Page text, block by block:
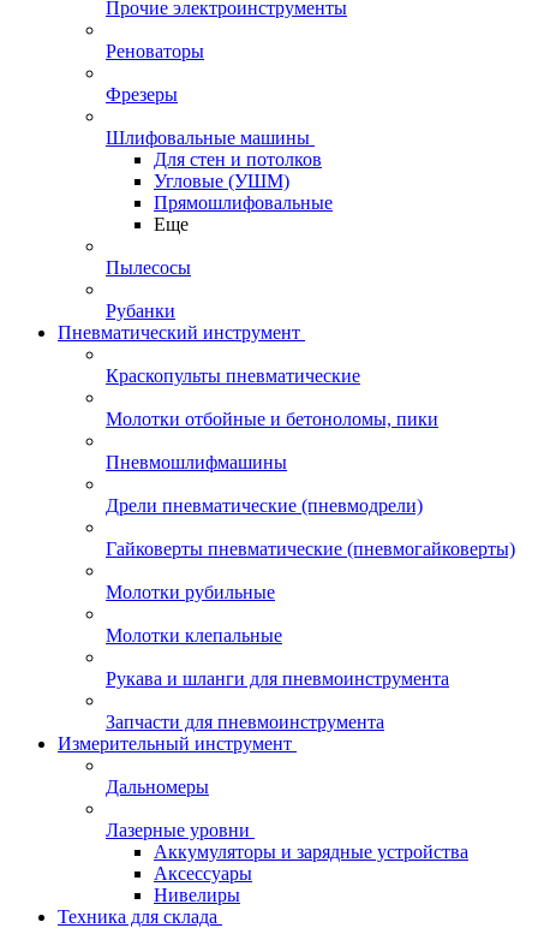
Прочие электроинструменты
Реноваторы
Фрезеры
Шлифовальные машины
Для стен и потолков
Угловые (УШМ)
Прямошлифовальные
Еще
Пылесосы
Рубанки
Пневматический инструмент
Краскопульты пневматические
Молотки отбойные и бетоноломы, пики
Пневмошлифмашины
Дрели пневматические (пневмодрели)
Гайковерты пневматические (пневмогайковерты)
Молотки рубильные
Молотки клепальные
Рукава и шланги для пневмоинструмента
Запчасти для пневмоинструмента
Измерительный инструмент
Дальномеры
Лазерные уровни
Аккумуляторы и зарядные устройства
Аксессуары
Нивелиры
Техника для склада